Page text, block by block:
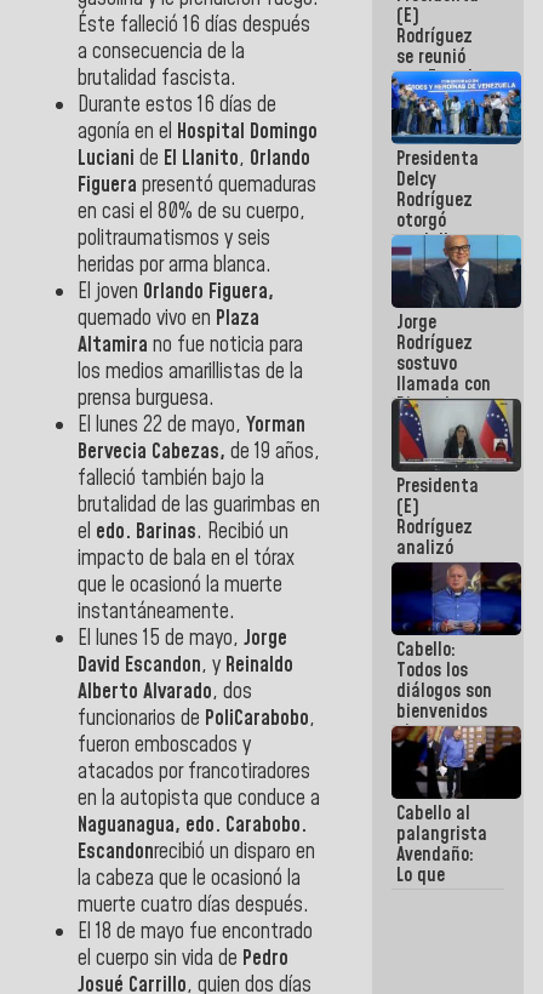
Éste falleció 16 días después
a consecuencia de la
brutalidad fascista.
Durante estos 16 días de
agonía en el Hospital Domingo
Luciani de El Llanito, Orlando
Figuera presentó quemaduras
en casi el 80% de su cuerpo,
politraumatismos y seis
heridas por arma blanca.
El joven Orlando Figuera,
quemado vivo en Plaza
Altamira no fue noticia para
los medios amarillistas de la
prensa burguesa.
El lunes 22 de mayo, Yorman
Bervecia Cabezas, de 19 años,
falleció también bajo la
brutalidad de las guarimbas en
el edo. Barinas. Recibió un
impacto de bala en el tórax
que le ocasionó la muerte
instantáneamente.
El lunes 15 de mayo, Jorge
David Escandon, y Reinaldo
Alberto Alvarado, dos
funcionarios de PoliCarabobo,
fueron emboscados y
atacados por francotiradores
en la autopista que conduce a
Naguanagua, edo. Carabobo.
Escandonrecibió un disparo en
la cabeza que le ocasionó la
muerte cuatro días después.
El 18 de mayo fue encontrado
el cuerpo sin vida de Pedro
Josué Carrillo, quien dos días
(E)
Rodríguez
se reunió
con Estado
Mayor
Eléctrico
para
abordar
planes de
acción
Presidenta
Delcy
Rodríguez
otorgó
medalla
"Héroe de
Venezuela"
a servidores
públicos
Jorge
Rodríguez
sostuvo
llamada con
Dinorah
Figuera y
acuerdan
primer
encuentro
presencial
para el
diálogo
Presidenta
(E)
Rodríguez
analizó
junto a
gobernadores
planes de
recuperación
del Sistema
Eléctrico
Nacional
Cabello:
Todos los
diálogos son
bienvenidos
siempre que
estén en el
marco de la
Constitución
de la
República
Cabello al
palangrista
Avendaño:
Lo que